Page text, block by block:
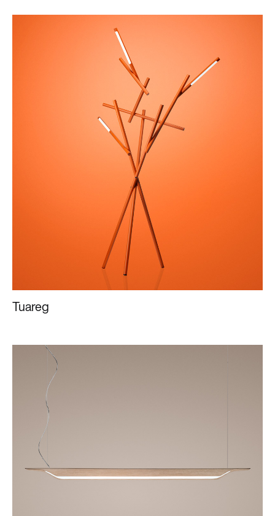
Tuareg